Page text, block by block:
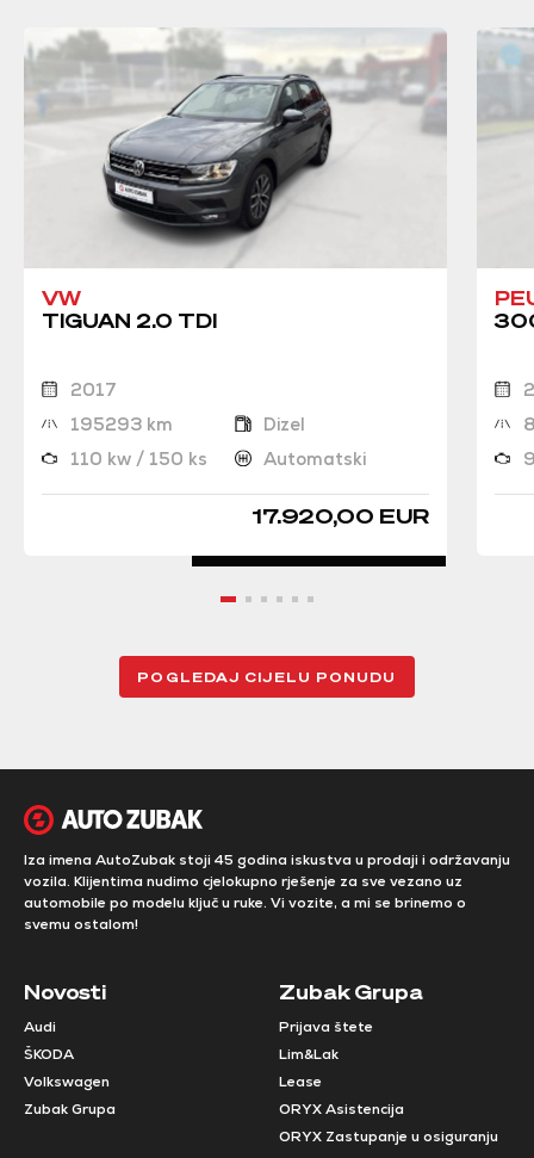
VW
TIGUAN 2.0 TDI
2017
195293 km
Dizel
110 kw / 150 ks
Automatski
17.920,00 EUR
POGLEDAJ CIJELU PONUDU
Iza imena AutoZubak stoji 45 godina iskustva u prodaji i održavanju
vozila. Klijentima nudimo cjelokupno rješenje za sve vezano uz
automobile po modelu ključ u ruke. Vi vozite, a mi se brinemo o
svemu ostalom!
Novosti
Audi
ŠKODA
Volkswagen
Zubak Grupa
Zubak Grupa
Prijava štete
Lim&Lak
Lease
ORYX Asistencija
ORYX Zastupanje u osiguranju